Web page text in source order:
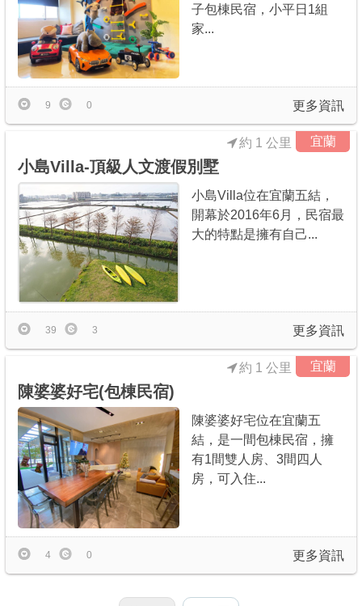
子包棟民宿，小平日1組
家...
更多資訊
9 0
宜蘭
約 1 公里
小島Villa-頂級人文渡假別墅
小島Villa位在宜蘭五結，
開幕於2016年6月，民宿最
大的特點是擁有自己...
更多資訊
39 3
宜蘭
約 1 公里
陳婆婆好宅(包棟民宿)
陳婆婆好宅位在宜蘭五
結，是一間包棟民宿，擁
有1間雙人房、3間四人
房，可入住...
更多資訊
4 0